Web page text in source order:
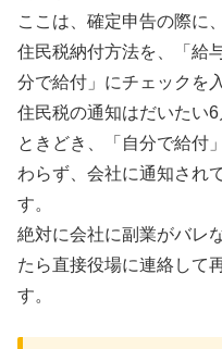
ここは、確定申告の際に、
住民税納付方法を、「給
分で給付」にチェックを
住民税の通知はだいたい6
ときどき、「自分で給付
わらず、会社に通知され
す。
絶対に会社に副業がバレ
たら直接役場に連絡して
す。